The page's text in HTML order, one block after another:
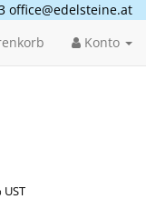
office@edelsteine.at
Konto